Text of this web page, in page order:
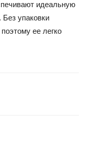
идеальную
Без упаковки
ее легко